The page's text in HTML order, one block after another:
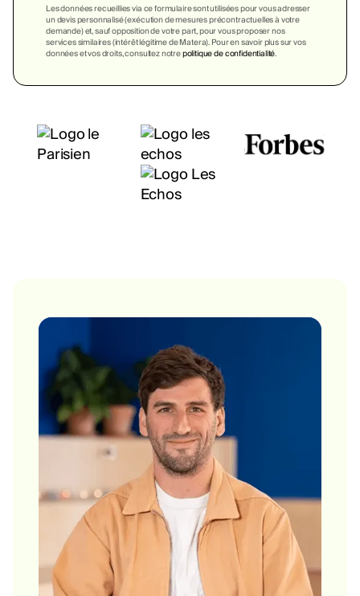
Les données recueillies via ce formulaire sont utilisées pour vous adresser
un devis personnalisé (exécution de mesures précontractuelles à votre
demande) et, sauf opposition de votre part, pour vous proposer nos
services similaires (intérêt légitime de Matera). Pour en savoir plus sur vos
données et vos droits, consultez notrepolitique de confidentialité.